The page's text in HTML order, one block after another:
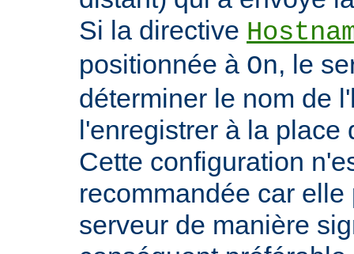
Si la directive
positionnée à On, le
déterminer le nom de
l'enregistrer à la place
Cette configuration
recommandée car
serveur de manière